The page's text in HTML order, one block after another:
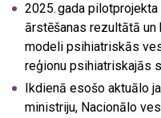
2025. gada
ārstēšanas rezultātā
modeli psihiatriskās
reģionu psihiatriskajās
Ikdienā esošo aktuālo
ministriju, Nacionālo